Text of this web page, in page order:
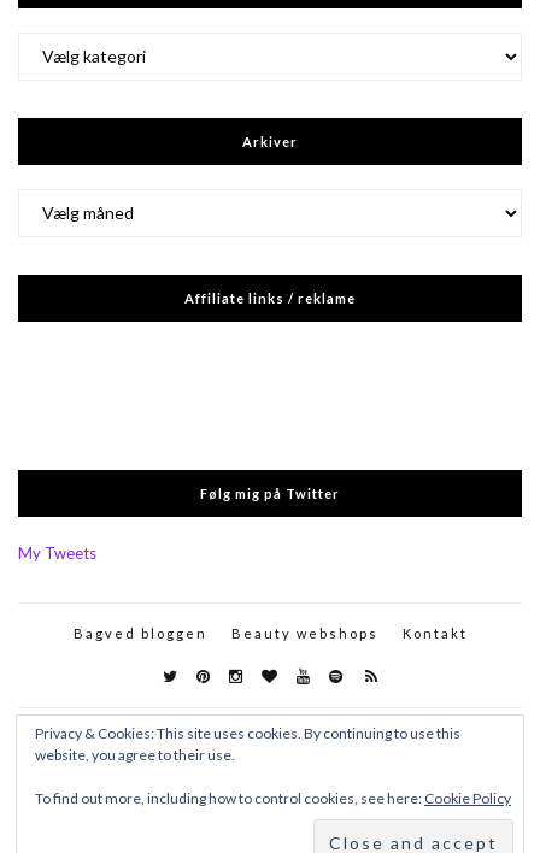
Arkiver
Affiliate links / reklame
Følg mig på Twitter
My Tweets
Bagved bloggen Beauty webshops Kontakt
Privacy & Cookies: This site uses cookies. By continuing to use this
website, you agree to their use.
To find out more, including how to control cookies, see here: Cookie Policy